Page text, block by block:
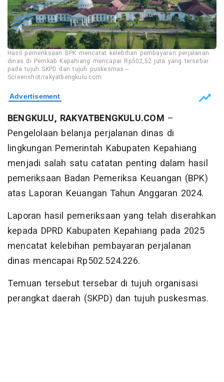
Hasil pemeriksaan BPK mencatat kelebihan pembayaran perjalanan
dinas di Pemkab Kepahiang mencapai Rp502,52 juta yang tersebar
pada tujuh SKPD dan tujuh puskesmas.--
Screenshot/rakyatbengkulu.com
BENGKULU, RAKYATBENGKULU.COM –
Pengelolaan belanja perjalanan dinas di
lingkungan Pemerintah Kabupaten Kepahiang
menjadi salah satu catatan penting dalam hasil
pemeriksaan Badan Pemeriksa Keuangan (BPK)
atas Laporan Keuangan Tahun Anggaran 2024.
Laporan hasil pemeriksaan yang telah diserahkan
kepada DPRD Kabupaten Kepahiang pada 2025
mencatat kelebihan pembayaran perjalanan
dinas mencapai Rp502.524.226.
Temuan tersebut tersebar di tujuh organisasi
perangkat daerah (SKPD) dan tujuh puskesmas.